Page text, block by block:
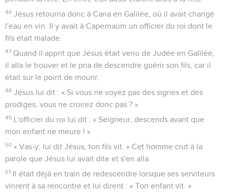
46 Jésus retourna donc à Cana en Galilée, où il avait changé
l'eau en vin. Il y avait à Capernaüm un officier du roi dont le
fils était malade.
47 Quand il apprit que Jésus était venu de Judée en Galilée,
il alla le trouver et le pria de descendre guérir son fils, car il
était sur le point de mourir.
48 Jésus lui dit : « Si vous ne voyez pas des signes et des
prodiges, vous ne croirez donc pas ? »
49 L'officier du roi lui dit : « Seigneur, descends avant que
mon enfant ne meure ! »
50 « Vas-y, lui dit Jésus, ton fils vit. » Cet homme crut à la
parole que Jésus lui avait dite et s'en alla.
51 Il était déjà en train de redescendre lorsque ses serviteurs
vinrent à sa rencontre et lui dirent : « Ton enfant vit. »